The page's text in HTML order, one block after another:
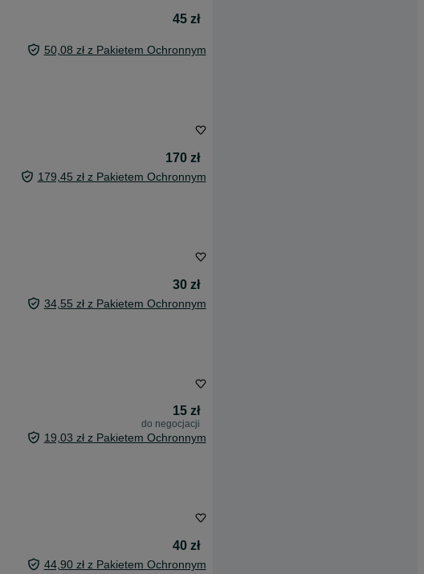
45 zł
50,08 zł z Pakietem Ochronnym
170 zł
179,45 zł z Pakietem Ochronnym
30 zł
34,55 zł z Pakietem Ochronnym
15 zł
do negocjacji
19,03 zł z Pakietem Ochronnym
40 zł
44,90 zł z Pakietem Ochronnym